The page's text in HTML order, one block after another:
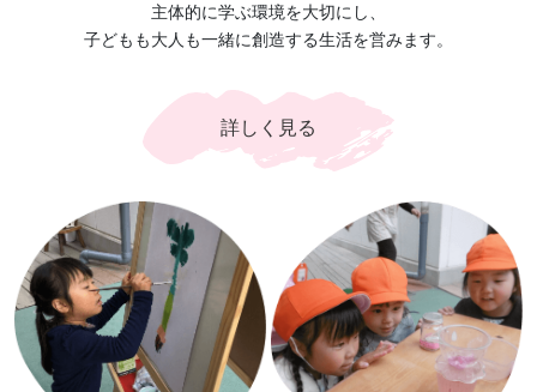
主体的に学ぶ環境を大切にし、
子どもも大人も一緒に創造する生活を営みます。
詳しく見る